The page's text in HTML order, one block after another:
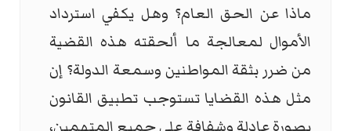
ماذا عن الحق العام؟ وهل يكفي استرداد
الأموال لمعالجة ما ألحقته هذه القضية
من ضرر بثقة المواطنين وسمعة الدولة؟ إن
مثل هذه القضايا تستوجب تطبيق القانون